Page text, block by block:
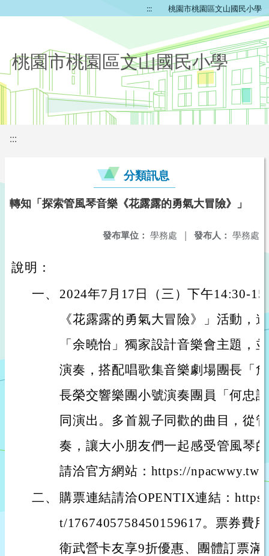
::: 桃園市桃園區文山國民小學
桃園市桃園區文山國民小學
:::
分類訊息
轉知「探索管風琴音樂《花露露的勇氣大冒險》」
發布人： 學務處
發布單位： 學務處 |
說明：
一、
2024年7月17日（三）下午14:30-
《花露露的勇氣大冒險》」活動，
「余曉怡」獨家設計音樂會主題，
演奏，搭配唱歌集音樂劇場團長「
長榮交響樂團小號演奏團員「何忠
同演出。多首親子同歡的曲目，從
奏，讓大小朋友們一起感受管風琴
請洽官方網站：https://
二、
購票連結請洽OPENTIX連結：
t/1767405758450159617。票券費
衛武營卡友享9折優惠、團體訂票滿